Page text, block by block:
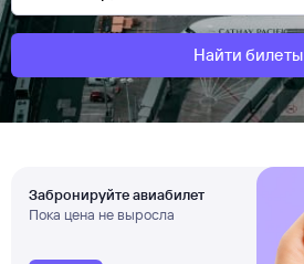
Найти билеты
Забронируйте авиабилет
Пока цена не выросла